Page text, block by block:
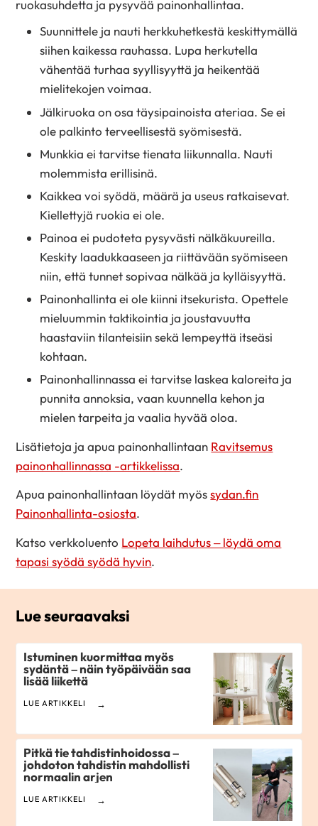
ruokasuhdetta ja pysyvää painonhallintaa.
Suunnittele ja nauti herkkuhetkestä keskittymällä
siihen kaikessa rauhassa. Lupa herkutella
vähentää turhaa syyllisyyttä ja heikentää
mielitekojen voimaa.
Jälkiruoka on osa täysipainoista ateriaa. Se ei
ole palkinto terveellisestä syömisestä.
Munkkia ei tarvitse tienata liikunnalla. Nauti
molemmista erillisinä.
Kaikkea voi syödä, määrä ja useus ratkaisevat.
Kiellettyjä ruokia ei ole.
Painoa ei pudoteta pysyvästi nälkäkuureilla.
Keskity laadukkaaseen ja riittävään syömiseen
niin, että tunnet sopivaa nälkää ja kylläisyyttä.
Painonhallinta ei ole kiinni itsekurista. Opettele
mieluummin taktikointia ja joustavuutta
haastaviin tilanteisiin sekä lempeyttä itseäsi
kohtaan.
Painonhallinnassa ei tarvitse laskea kaloreita ja
punnita annoksia, vaan kuunnella kehon ja
mielen tarpeita ja vaalia hyvää oloa.
Lisätietoja ja apua painonhallintaan Ravitsemus
painonhallinnassa -artikkelissa.
Apua painonhallintaan löydät myössydan.fin
Painonhallinta-osiosta.
Katso verkkoluento Lopeta laihdutus – löydä oma
tapasi syödä syödä hyvin.
Lue seuraavaksi
Istuminen kuormittaa myös
sydäntä – näin työpäivään saa
lisää liikettä
LUE ARTIKKELI
Pitkä tie tahdistinhoidossa –
johdoton tahdistin mahdollisti
normaalin arjen
LUE ARTIKKELI